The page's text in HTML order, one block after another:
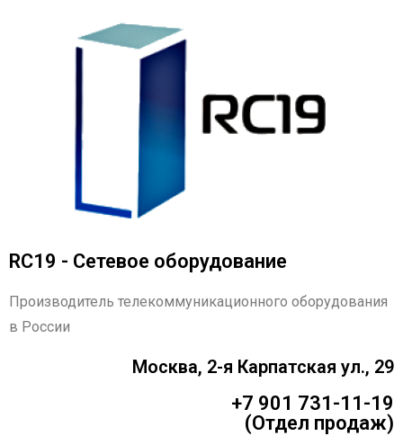
RC19 - Сетевое оборудование
Производитель телекоммуникационного оборудования
в России
Москва, 2-я Карпатская ул., 29
+7 901 731-11-19
(Отдел продаж)